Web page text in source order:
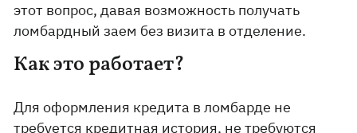
этот вопрос, давая возможность получать
ломбардный заем без визита в отделение.
Как это работает?
Для оформления кредита в ломбарде не
требуется кредитная история, не требуются